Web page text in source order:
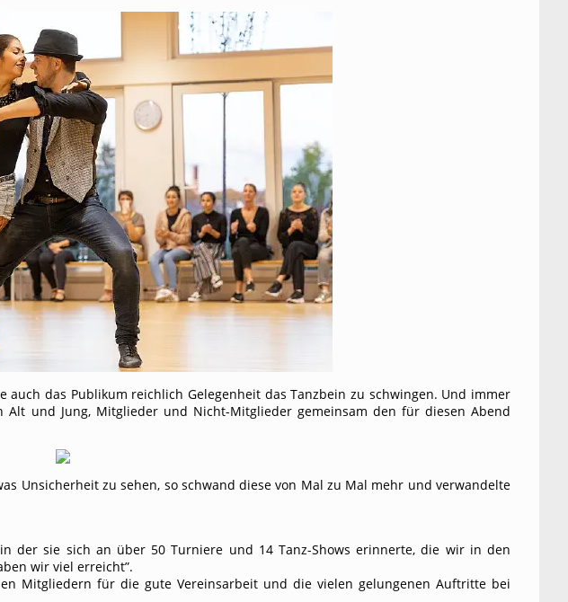
das Publikum reichlich Gelegenheit das Tanzbein zu schwingen. Und immer
Alt und Jung, Mitglieder und Nicht-Mitglieder gemeinsam den für diesen Abend
Unsicherheit zu sehen, so schwand diese von Mal zu Mal mehr und verwandelte
der sie sich an über 50 Turniere und 14 Tanz-Shows erinnerte, die wir in den
wir viel erreicht”.
Mitgliedern für die gute Vereinsarbeit und die vielen gelungenen Auftritte bei